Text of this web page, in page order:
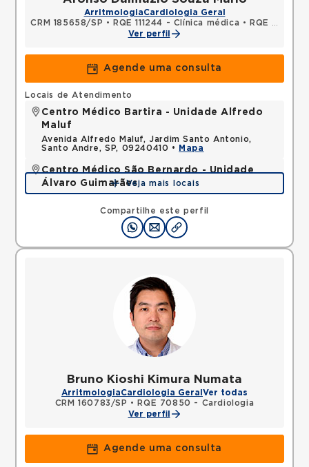
ArritmologiaCardiologia Geral
CRM 185658/SP • RQE 111244 - Clínica médica •
RQE 111245 - Cardiologia
Ver perfil
Agende uma consulta
Compartilhe este perfil
Locais de Atendimento
Centro Médico Bartira - Unidade Alfredo
Maluf
Avenida Alfredo Maluf, Jardim Santo Antonio,
Santo Andre, SP, 09240410 •
Mapa
Centro Médico São Bernardo - Unidade
Álvaro Guimarães
Avenida Alvaro Guimaraes, Assuncao, Sao Bernardo
do Campo, SP, 09810010 •
Mapa
Veja mais locais
Bruno Kioshi Kimura Numata
ArritmologiaCardiologia Geral Ver todas
CRM 160783/SP •
RQE 70850 - Cardiologia
Ver perfil
Agende uma consulta